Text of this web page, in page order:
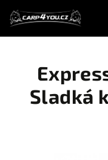
obsah
Sladká